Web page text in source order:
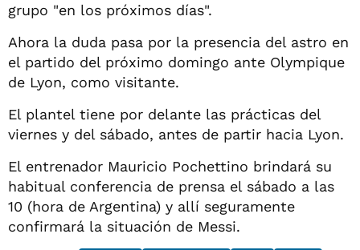
grupo "en los próximos días".
Ahora la duda pasa por la presencia del astro en
el partido del próximo domingo ante Olympique
de Lyon, como visitante.
El plantel tiene por delante las prácticas del
viernes y del sábado, antes de partir hacia Lyon.
El entrenador Mauricio Pochettino brindará su
habitual conferencia de prensa el sábado a las
10 (hora de Argentina) y allí seguramente
confirmará la situación de Messi.